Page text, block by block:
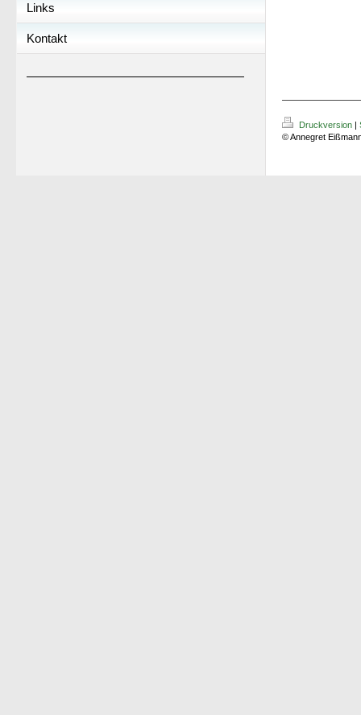
Links
Kontakt
Druckversion |
© Annegret